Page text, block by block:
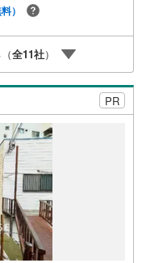
購入者だけが加入でき
住宅を買った後から始
ら必要になる【老後の
ング】で不安な部分を
）
全11社）
PR